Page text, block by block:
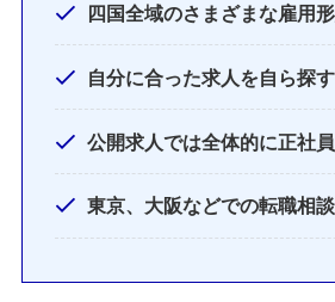
四国全域のさまざまな雇用
自分に合った求人を自ら探
公開求人では全体的に正社
東京、大阪などでの転職相